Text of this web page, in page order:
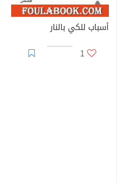
أسباب للكي بالنار
1